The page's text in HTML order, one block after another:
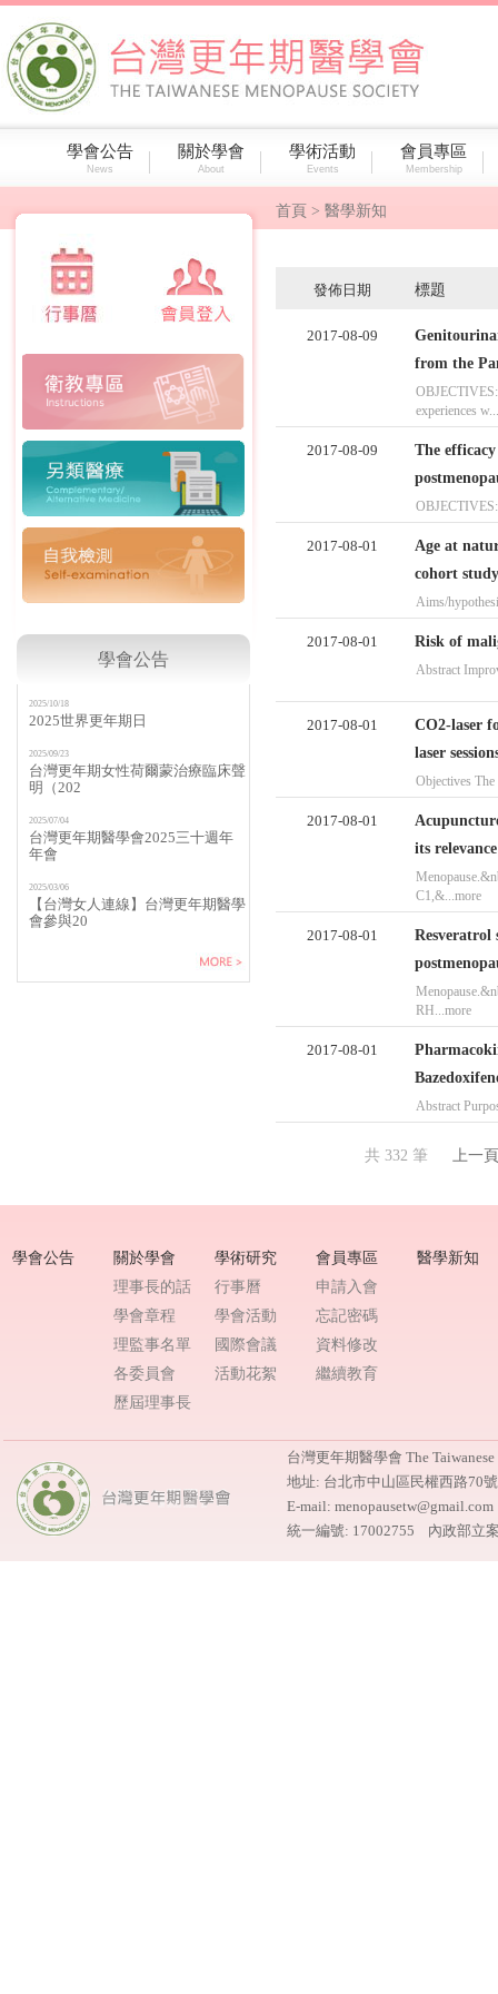
學會公告
News
關於學會
About
學術活動
Events
會員專區
Membership
學會公告
2025/10/18
2025世界更年期日
2025/09/23
台灣更年期女性荷爾蒙治療臨床聲
明（202
2025/07/04
台灣更年期醫學會2025三十週年
年會
2025/03/06
【台灣女人連線】台灣更年期醫學
會參與20
首頁 > 醫學新知
發佈日期 標題
2017-08-09
from the
experiences
2017-08-09
The
OBJECTIVES:
2017-08-01
Age at
cohort study
Aims/
2017-08-01 Risk of
Abstract
2017-08-01
CO2-laser
laser
Objectives
2017-08-01
its
C1,&...more
2017-08-01
Resveratrol
RH...more
2017-08-01
Abstract
共 332 筆 上一頁
學會公告
關於學會
理事長的話
學會章程
理監事名單
各委員會
歷屆理事長
學術研究
行事曆
學會活動
國際會議
活動花絮
會員專區
申請入會
忘記密碼
資料修改
繼續教育
醫學新知
台灣更年期醫學會 The
地址: 台北市中山區民權西路70
E-mail:
統一編號: 17002755 內政部立